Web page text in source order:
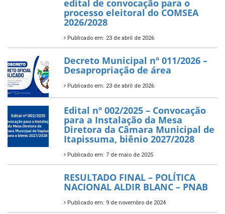
edital de convocação para o
processo eleitoral do COMSEA
2026/2028
Publicado em: 23 de abril de 2026
Decreto Municipal nº 011/2026 –
Desapropriação de área
Publicado em: 23 de abril de 2026
Edital nº 002/2025 – Convocação
para a Instalação da Mesa
Diretora da Câmara Municipal de
Itapissuma, biênio 2027/2028
Publicado em: 7 de maio de 2025
RESULTADO FINAL – POLÍTICA
NACIONAL ALDIR BLANC – PNAB
Publicado em: 9 de novembro de 2024